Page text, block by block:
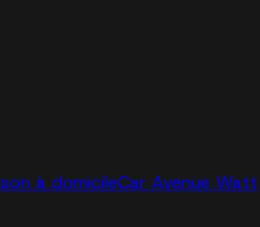
à domicileCar Avenue Watt